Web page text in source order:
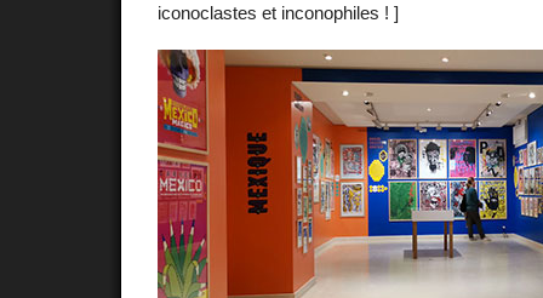
iconoclastes et inconophiles ! ]